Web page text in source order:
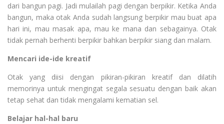
dari bangun pagi. Jadi mulailah pagi dengan berpikir. Ketika Anda
bangun, maka otak Anda sudah langsung berpikir mau buat apa
hari ini, mau masak apa, mau ke mana dan sebagainya. Otak
tidak pernah berhenti berpikir bahkan berpikir siang dan malam.
Mencari ide-ide kreatif
Otak yang diisi dengan pikiran-pikiran kreatif dan dilatih
memorinya untuk mengingat segala sesuatu dengan baik akan
tetap sehat dan tidak mengalami kematian sel.
Belajar hal-hal baru